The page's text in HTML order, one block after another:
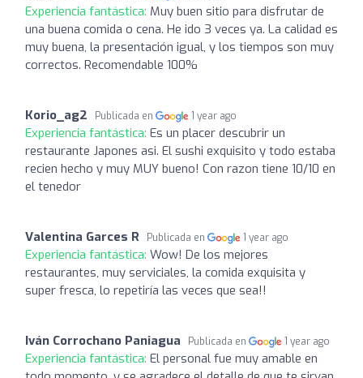
Experiencia fantástica: Muy buen sitio para disfrutar de
una buena comida o cena. He ido 3 veces ya. La calidad es
muy buena, la presentación igual, y los tiempos son muy
correctos. Recomendable 100%
Korio_ag2 Publicada en 1 year ago
Experiencia fantástica: Es un placer descubrir un
restaurante Japones asi. El sushi exquisito y todo estaba
recien hecho y muy MUY bueno! Con razon tiene 10/10 en
el tenedor
Valentina Garces R Publicada en 1 year ago
Experiencia fantástica: Wow! De los mejores
restaurantes, muy serviciales, la comida exquisita y
super fresca, lo repetiría las veces que sea!!
Iván Corrochano Paniagua Publicada en 1 year ago
Experiencia fantástica: El personal fue muy amable en